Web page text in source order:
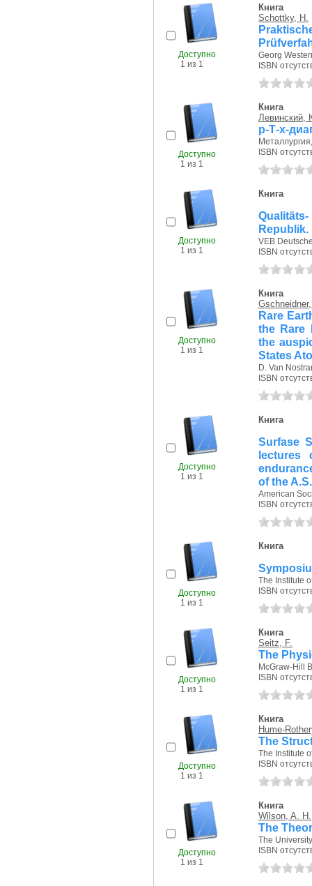
Доступно
1 из 1
Книга
Schottky, H.
Georg
ISBN
Доступно
1 из 1
Книга
p-Т-х-
ISBN
Доступно
1 из 1
Книга
Republik.
VEB
ISBN
Доступно
1 из 1
Книга
Rare
the Rare
the
States
D. Van
ISBN
Доступно
1 из 1
Книга
Surfase
lectures
of the
American
ISBN
Доступно
1 из 1
Книга
The Institute
ISBN
Доступно
1 из 1
Книга
Seitz, F.
The
McGraw-Hill
ISBN
Доступно
1 из 1
Книга
Hume-
The
The Institute
ISBN
Доступно
1 из 1
Книга
Wilson, A. H.
The
The
ISBN